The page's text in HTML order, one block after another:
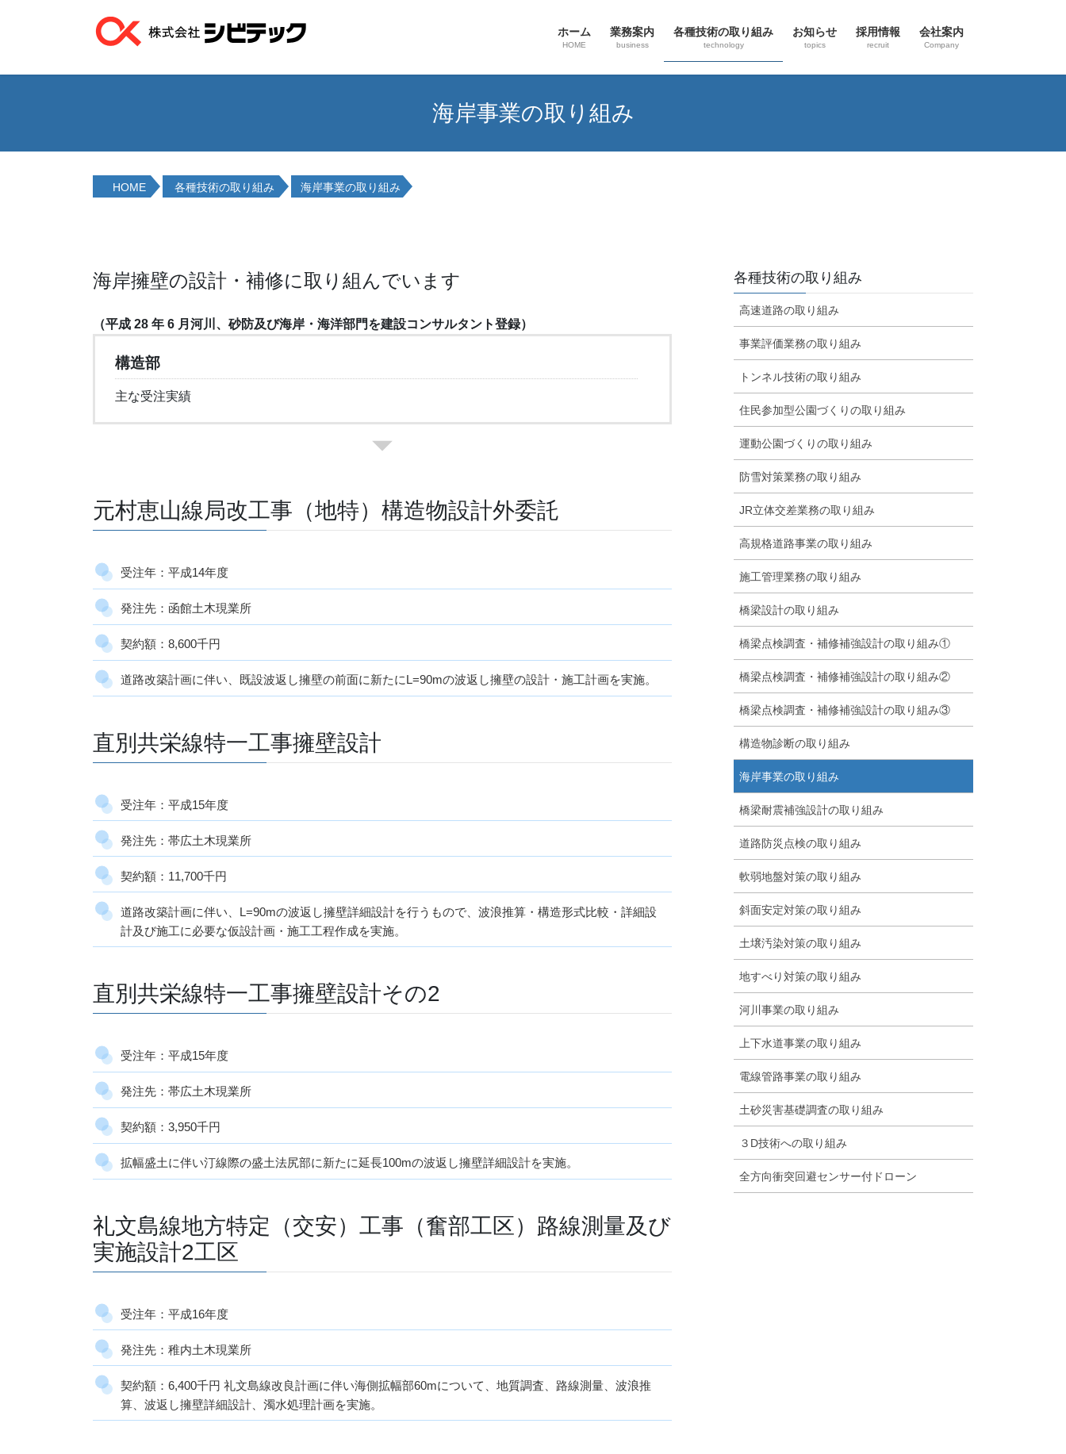
ホーム
HOME
業務案内
business
各種技術の取り組み
technology
お知らせ
topics
採用情報
recruit
会社案内
Company
海岸事業の取り組み
HOME 各種技術の取り組み 海岸事業の取り組み
海岸擁壁の設計・補修に取り組んでいます
（平成 28 年 6 月河川、砂防及び海岸・海洋部門を建設コンサルタント登録）
構造部
主な受注実績
元村恵山線局改工事（地特）構造物設計外委託
受注年：平成14年度
発注先：函館土木現業所
契約額：8,600千円
道路改築計画に伴い、既設波返し擁壁の前面に新たにL=90mの波返し擁壁の設計・施工計画を実施。
直別共栄線特一工事擁壁設計
受注年：平成15年度
発注先：帯広土木現業所
契約額：11,700千円
道路改築計画に伴い、L=90mの波返し擁壁詳細設計を行うもので、波浪推算・構造形式比較・詳細設
計及び施工に必要な仮設計画・施工工程作成を実施。
直別共栄線特一工事擁壁設計その2
受注年：平成15年度
発注先：帯広土木現業所
契約額：3,950千円
拡幅盛土に伴い汀線際の盛土法尻部に新たに延長100mの波返し擁壁詳細設計を実施。
礼文島線地方特定（交安）工事（奮部工区）路線測量及び
実施設計2工区
受注年：平成16年度
発注先：稚内土木現業所
契約額：6,400千円 礼文島線改良計画に伴い海側拡幅部60mについて、地質調査、路線測量、波浪推
算、波返し擁壁詳細設計、濁水処理計画を実施。
各種技術の取り組み
高速道路の取り組み
事業評価業務の取り組み
トンネル技術の取り組み
住民参加型公園づくりの取り組み
運動公園づくりの取り組み
防雪対策業務の取り組み
JR立体交差業務の取り組み
高規格道路事業の取り組み
施工管理業務の取り組み
橋梁設計の取り組み
橋梁点検調査・補修補強設計の取り組み①
橋梁点検調査・補修補強設計の取り組み②
橋梁点検調査・補修補強設計の取り組み③
構造物診断の取り組み
海岸事業の取り組み
橋梁耐震補強設計の取り組み
道路防災点検の取り組み
軟弱地盤対策の取り組み
斜面安定対策の取り組み
土壌汚染対策の取り組み
地すべり対策の取り組み
河川事業の取り組み
上下水道事業の取り組み
電線管路事業の取り組み
土砂災害基礎調査の取り組み
３D技術への取り組み
全方向衝突回避センサー付ドローン